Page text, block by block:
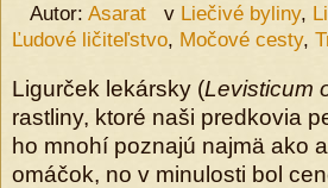
Autor: Asarat v Liečivé byliny,
Ľudové ličiteľstvo, Močové cesty,
Ligurček lekársky (Levisticum
rastliny, ktoré naši predkovia
ho mnohí poznajú najmä ako
omáčok, no v minulosti bol